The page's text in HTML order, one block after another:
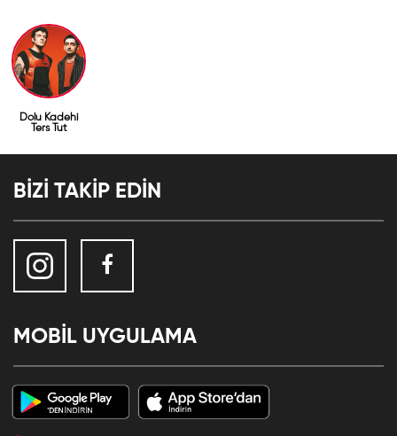
Dolu Kadehi
Ters Tut
BİZİ TAKİP EDİN
MOBİL UYGULAMA